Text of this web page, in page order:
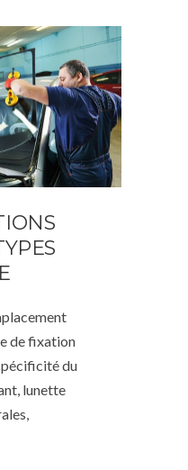
de fixation
du
lunette